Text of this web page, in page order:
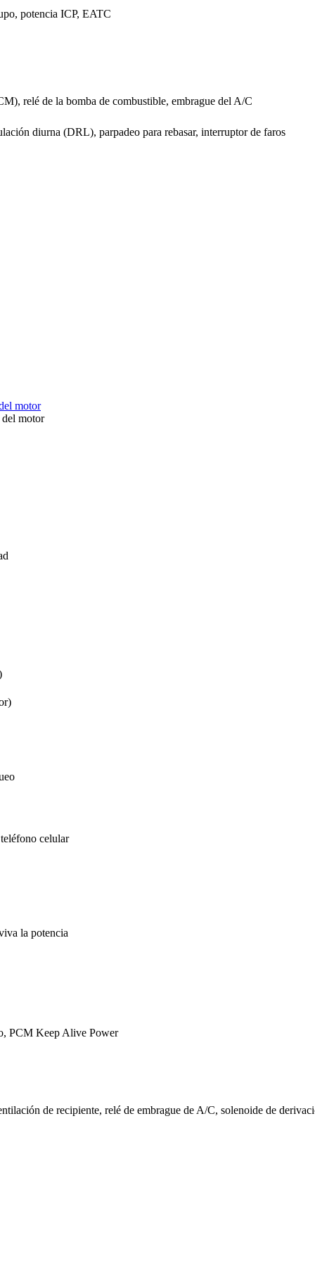
potencia ICP, EATC
relé de la bomba de combustible, embrague del A/C
diurna (DRL), parpadeo para rebasar, interruptor de faros
del motor
celular
la potencia
PCM Keep Alive Power
de recipiente, relé de embrague de A/C, solenoide de